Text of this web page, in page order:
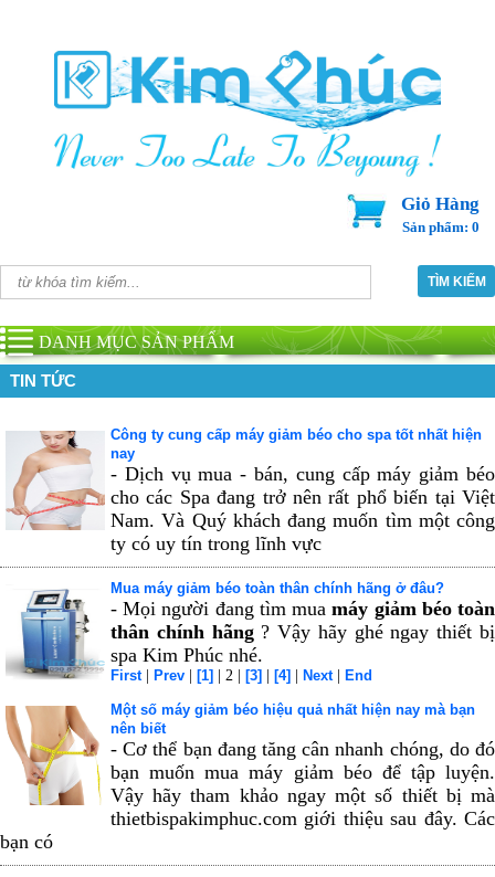
Giỏ Hàng
Sản phẩm: 0
DANH MỤC SẢN PHẨM
TIN TỨC
Công ty cung cấp máy giảm béo cho spa tốt nhất hiện
nay
- Dịch vụ mua - bán, cung cấp máy giảm béo
cho các Spa đang trở nên rất phổ biến tại Việt
Nam. Và Quý khách đang muốn tìm một công
ty có uy tín trong lĩnh vực
Mua máy giảm béo toàn thân chính hãng ở đâu?
- Mọi người đang tìm muamáy giảm béo toàn
thân chính hãng? Vậy hãy ghé ngay thiết bị
spa Kim Phúc nhé.
Một số máy giảm béo hiệu quả nhất hiện nay mà bạn
nên biết
- Cơ thể bạn đang tăng cân nhanh chóng, do đó
bạn muốn mua máy giảm béo để tập luyện.
Vậy hãy tham khảo ngay một số thiết bị mà
thietbispakimphuc.com giới thiệu sau đây. Các
bạn có
First| Prev [1] | 2 | [3] [4] Next| End